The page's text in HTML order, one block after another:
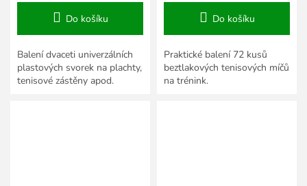
Do košíku
Balení dvaceti univerzálních
plastových svorek na plachty,
tenisové zástěny apod.
Do košíku
Praktické balení 72 kusů
beztlakových tenisových míčů
na trénink.